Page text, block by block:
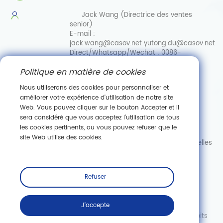
Jack Wang (Directrice des ventes
senior)
E-mail :
jack.wang@casov.netyutong.du@casov.net
Direct/Whatsapp/Wechat :0086-
info@casovbio.net
Direct/Whatsapp/Wechat :0086-
15307143249
Pôle d'innovation en biologie synthétique de Wuhan
89, rue Gaokeyuan 3, zone de développement de nouvelles
S'abonner
Copyright © Wuhan Casov Green Biotech Co., Ltd. Tous droits
Politique en matière de cookies
Nous utiliserons des cookies pour personnaliser et
améliorer votre expérience d'utilisation de notre site
Web. Vous pouvez cliquer sur le bouton Accepter et il
sera considéré que vous acceptez l'utilisation de tous
les cookies pertinents, ou vous pouvez refuser que le
site Web utilise des cookies.
Refuser
J'accepte